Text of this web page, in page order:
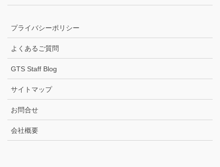
プライバシーポリシー
よくあるご質問
GTS Staff Blog
サイトマップ
お問合せ
会社概要